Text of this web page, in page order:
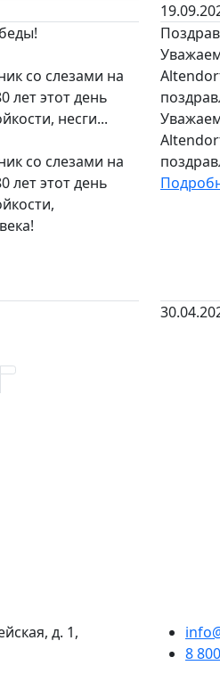
со слезами на
лет этот день
несги...
со слезами на
лет этот день
д. 1,
8